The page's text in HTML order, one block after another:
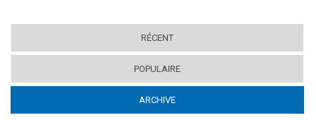
RÉCENT
POPULAIRE
ARCHIVE